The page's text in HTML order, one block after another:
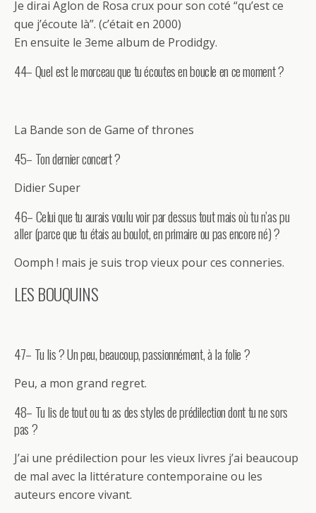
Je dirai Aglon de Rosa crux pour son coté “qu’est ce
que j’écoute là”. (c’était en 2000)
En ensuite le 3eme album de Prodidgy.
44– Quel est le morceau que tu écoutes en boucle en ce moment ?
La Bande son de Game of thrones
45– Ton dernier concert ?
Didier Super
46– Celui que tu aurais voulu voir par dessus tout mais où tu n’as pu
aller (parce que tu étais au boulot, en primaire ou pas encore né) ?
Oomph ! mais je suis trop vieux pour ces conneries.
LES BOUQUINS
47– Tu lis ? Un peu, beaucoup, passionnément, à la folie ?
Peu, a mon grand regret.
48– Tu lis de tout ou tu as des styles de prédilection dont tu ne sors
pas ?
J’ai une prédilection pour les vieux livres j’ai beaucoup
de mal avec la littérature contemporaine ou les
auteurs encore vivant.